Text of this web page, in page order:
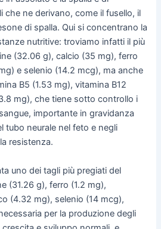
che ne derivano, come il fusello, il
di spalla. Qui si concentrano la
nutritive: troviamo infatti il più
(32.06 g), calcio (35 mg), ferro
e selenio (14.2 mcg), ma anche
B5 (1.53 mg), vitamina B12
mg), che tiene sotto controllo i
importante in gravidanza
tubo neurale nel feto e negli
resistenza.
uno dei tagli più pregiati del
(31.26 g), ferro (1.2 mg),
(4.32 mg), selenio (14 mcg),
per la produzione degli